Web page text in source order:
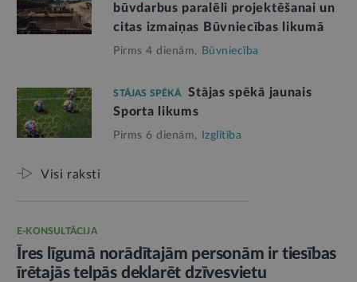
būvdarbus paralēli projektēšanai un
citas izmaiņas Būvniecības likumā
Pirms 4 dienām, Būvniecība
STĀJAS SPĒKĀ
Stājas spēkā jaunais
Sporta likums
Pirms 6 dienām, Izglītība
Visi raksti
E-KONSULTĀCIJA
Īres līgumā norādītajām personām ir tiesības
īrētajās telpās deklarēt dzīvesvietu